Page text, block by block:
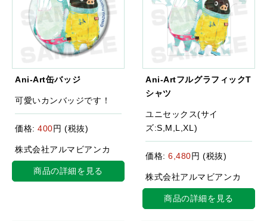
Ani-Art缶バッジ
可愛いカンバッジです！
価格:400円 (税抜)
株式会社アルマビアンカ
商品の詳細を見る
Ani-ArtフルグラフィックT
シャツ
ユニセックス(サイ
ズ:S,M,L,XL)
価格:6,480円 (税抜)
株式会社アルマビアンカ
商品の詳細を見る